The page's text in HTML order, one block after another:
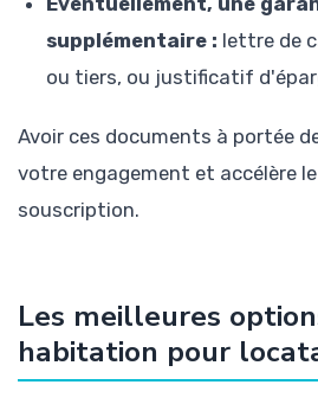
supplémentaire : lettre de
ou tiers, ou justificatif
Avoir ces documents à portée
votre engagement et accélère
souscription.
Les meilleures
habitation pour